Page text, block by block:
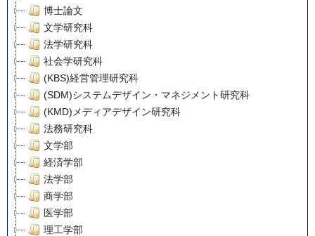
博士論文
文学研究科
法学研究科
社会学研究科
(KBS)経営管理研究科
(SDM)システムデザイン・マネジメント研究科
(KMD)メディアデザイン研究科
法務研究科
文学部
経済学部
法学部
商学部
医学部
理工学部